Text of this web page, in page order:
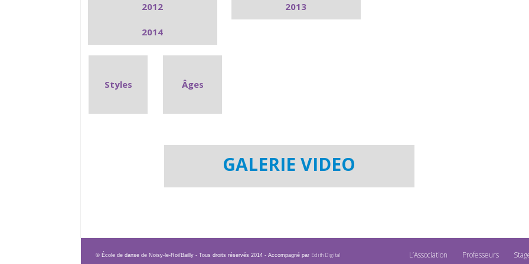
2012 2013
2014
Styles Âges
GALERIE VIDEO
L’Association Professeurs
© École de danse de Noisy-le-Roi/Bailly - Tous droits réservés 2014 - Accompagné par Edith Digital